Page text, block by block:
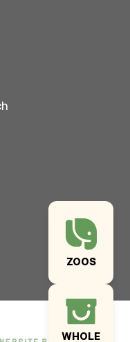
ZOOS
WHOLE